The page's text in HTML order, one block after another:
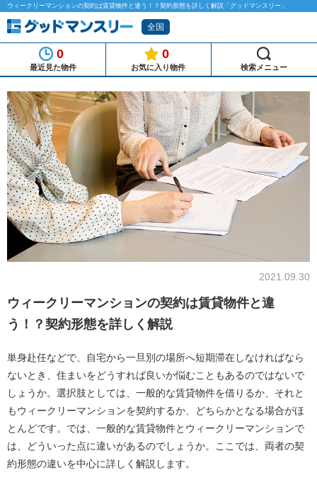
ウィークリーマンションの契約は賃貸物件と違う！？契約形態を詳しく解説「グッドマンスリー」
全国
0
最近見た物件
0
お気に入り物件 検索メニュー
2021.09.30
ウィークリーマンションの契約は賃貸物件と違
う！？契約形態を詳しく解説
単身赴任などで、自宅から一旦別の場所へ短期滞在しなければなら
ないとき、住まいをどうすれば良いか悩むこともあるのではないで
しょうか。選択肢としては、一般的な賃貸物件を借りるか、それと
もウィークリーマンションを契約するか、どちらかとなる場合がほ
とんどです。では、一般的な賃貸物件とウィークリーマンションで
は、どういった点に違いがあるのでしょうか。ここでは、両者の契
約形態の違いを中心に詳しく解説します。